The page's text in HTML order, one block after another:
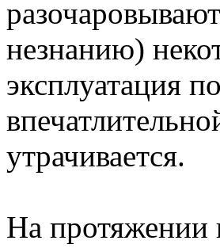
незнанию)
эксплуатация
утрачивается.
На протяжении